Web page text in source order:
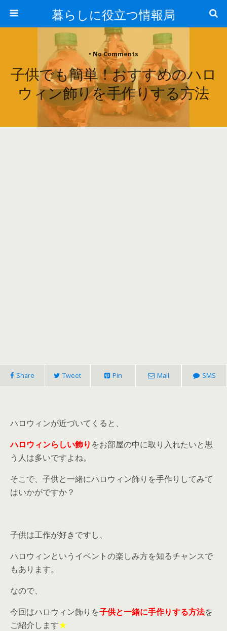
暮らしに役立つ情報局
• No Comments
子供でも簡単！おすすめのハロ
ウィン飾りを手作りする方法
Share Tweet Pin Mail SMS
ハロウィンが近づいてくると、
ハロウィンらしい飾り をお部屋の中に取り入れたいと思
う人は多いですよね。
そこで、子供と一緒にハロウィン飾りを手作りしてみて
はいかがですか？
子供は工作が好きですし、
ハロウィンというイベントの楽しみ方を知るチャンスで
もあります。
なので、
今回はハロウィン飾りを子供と一緒に手作りする方法を
ご紹介します★